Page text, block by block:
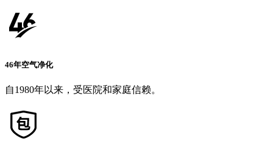
46年空气净化
自1980年以来，受医院和家庭信赖。